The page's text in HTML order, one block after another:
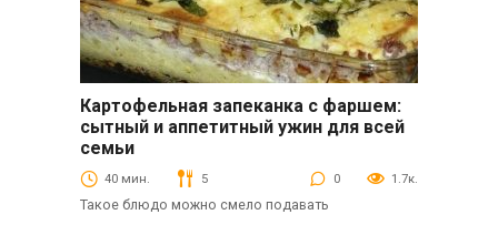
Вторые блюда
Картофельная запеканка с фаршем:
сытный и аппетитный ужин для всей
семьи
40 мин. 5 0 1.7к.
Такое блюдо можно смело подавать